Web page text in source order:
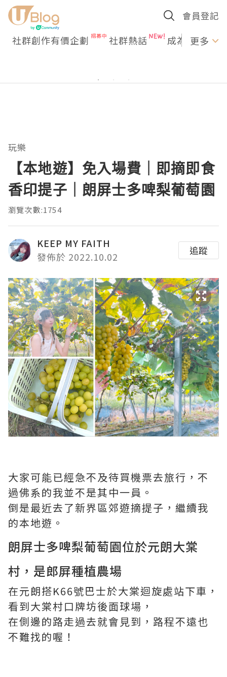
會員登記
社群創作有價企劃 社群熱話 成為U更多
玩樂
【本地遊】免入場費｜即摘即食
香印提子｜朗屏士多啤梨葡萄園
瀏覽次數:1754
KEEP MY FAITH
發佈於 2022.10.02
追蹤
大家可能已經急不及待買機票去旅行，不
過佛系的我並不是其中一員。
倒是最近去了新界區郊遊摘提子，繼續我
的本地遊。
朗屏士多啤梨葡萄園位於元朗大棠
村，是郎屏種植農場
在元朗搭K66號巴士於大棠迴旋處站下車，
看到大棠村口牌坊後面球場，
在側邊的路走過去就會見到，路程不遠也
不難找的喔！